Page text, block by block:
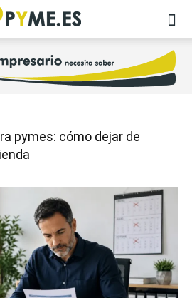
pymes: cómo dejar de